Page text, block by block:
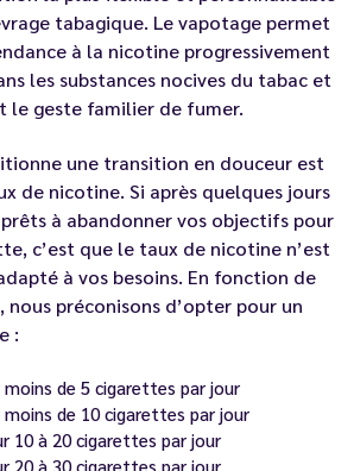
tabagique. Le vapotage permet
à la nicotine progressivement
les substances nocives du tabac et
le geste familier de fumer.
une transition en douceur est
de nicotine. Si après quelques jours
à abandonner vos objectifs pour
c’est que le taux de nicotine n’est
à vos besoins. En fonction de
préconisons d’opter pour un
:
de 5 cigarettes par jour
de 10 cigarettes par jour
10 à 20 cigarettes par jour
20 à 30 cigarettes par jour